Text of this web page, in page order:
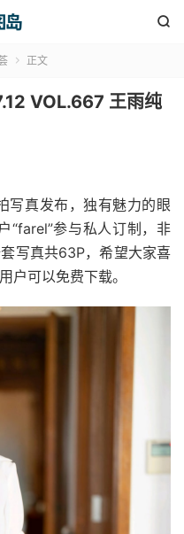

 正文
VOL.667 王雨纯
写真发布，独有魅力的眼
“farel”参与私人订制，非
写真共63P，希望大家喜
户可以免费下载。